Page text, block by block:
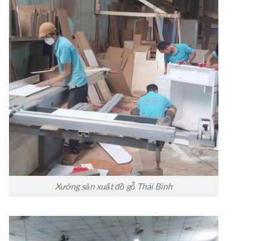
Xưởng sản xuất đồ gỗ Thái Bình